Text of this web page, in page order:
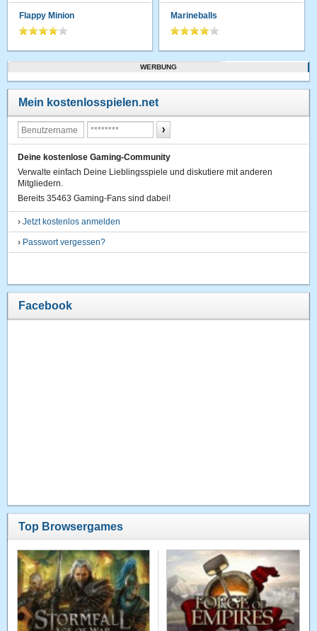
Flappy Minion Marineballs
WERBUNG
Mein kostenlosspielen.net
Deine kostenlose Gaming-Community
Verwalte einfach Deine Lieblingsspiele und diskutiere mit anderen
Mitgliedern.
Bereits 35463 Gaming-Fans sind dabei!
›Jetzt kostenlos anmelden
› Passwort vergessen?
Facebook
Top Browsergames